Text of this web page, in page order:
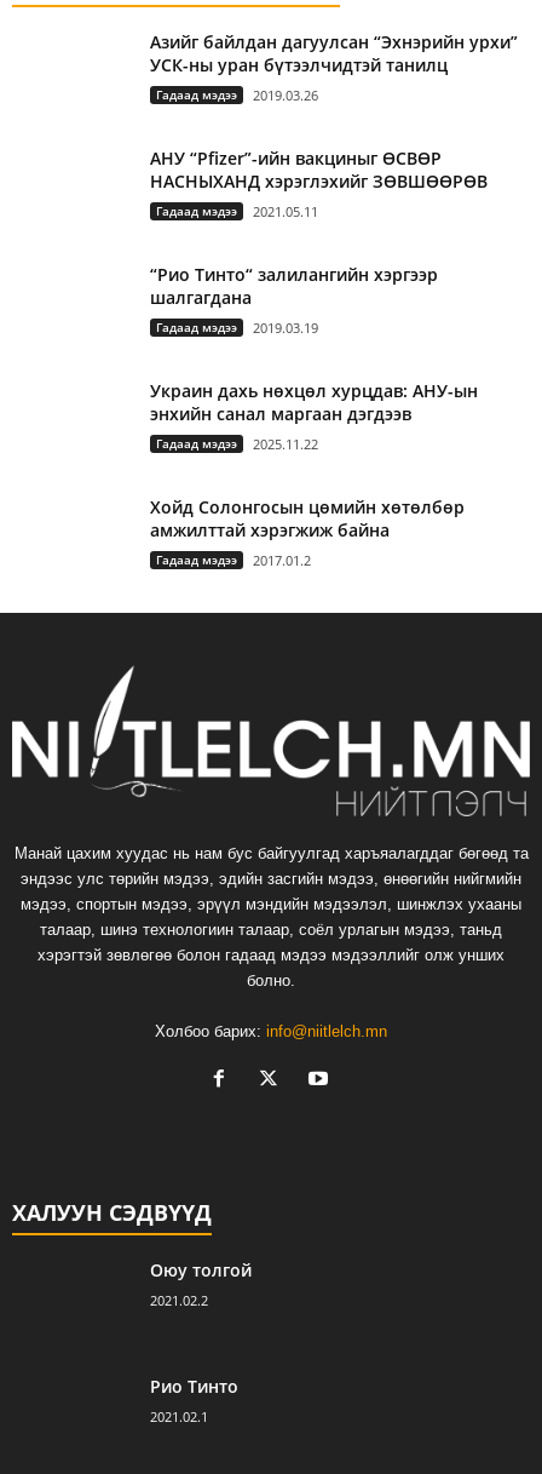
Азийг байлдан дагуулсан “Эхнэрийн урхи”
УСК-ны уран бүтээлчидтэй танилц
Гадаад мэдээ 2019.03.26
АНУ “Pfizer”-ийн вакциныг ӨСВӨР
НАСНЫХАНД хэрэглэхийг ЗӨВШӨӨРӨВ
Гадаад мэдээ 2021.05.11
“Рио Тинто“ залилангийн хэргээр
шалгагдана
Гадаад мэдээ 2019.03.19
Украин дахь нөхцөл хурцдав: АНУ-ын
энхийн санал маргаан дэгдээв
Гадаад мэдээ 2025.11.22
Хойд Солонгосын цөмийн хөтөлбөр
амжилттай хэрэгжиж байна
Гадаад мэдээ 2017.01.2
Манай цахим хуудас нь нам бус байгуулгад харъяалагддаг бөгөөд та
эндээс улс төрийн мэдээ, эдийн засгийн мэдээ, өнөөгийн нийгмийн
мэдээ, спортын мэдээ, эрүүл мэндийн мэдээлэл, шинжлэх ухааны
талаар, шинэ технологиин талаар, соёл урлагын мэдээ, таньд
хэрэгтэй зөвлөгөө болон гадаад мэдээ мэдээллийг олж унших
болно.
Холбоо барих: info@niitlelch.mn
ХАЛУУН СЭДВҮҮД
Оюу толгой
2021.02.2
Рио Тинто
2021.02.1